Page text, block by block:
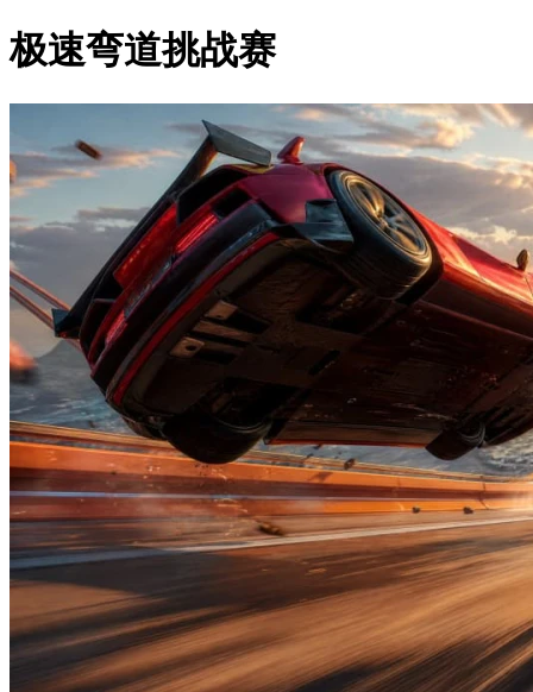
极速弯道挑战赛